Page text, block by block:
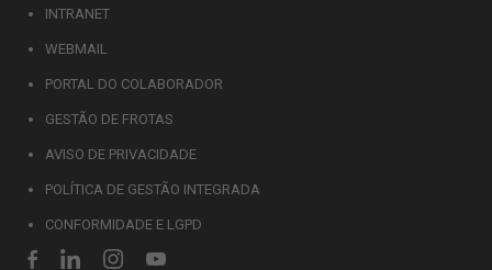
INTRANET
WEBMAIL
PORTAL DO COLABORADOR
GESTÃO DE FROTAS
AVISO DE PRIVACIDADE
POLÍTICA DE GESTÃO INTEGRADA
CONFORMIDADE E LGPD